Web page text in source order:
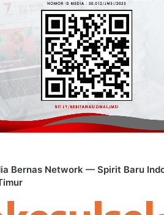
Bernas Network — Spirit Baru